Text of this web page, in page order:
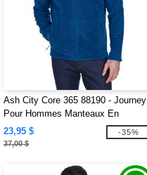
Ash City Core 365 88190 - Journey
Pour Hommes Manteaux En
Molleton Core 365™
23,95 $
37,00 $
-35%